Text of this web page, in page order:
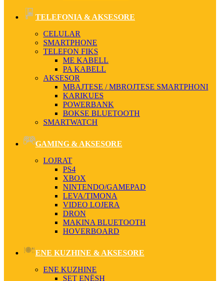
TELEFONIA & AKSESORE
CELULAR
SMARTPHONE
TELEFON FIKS
ME KABELL
PA KABELL
AKSESOR
MBAJTESE / MBROJTESE SMARTPHONI
KARIKUES
POWERBANK
BOKSE BLUETOOTH
SMARTWATCH
GAMING & AKSESORE
LOJRAT
PS4
XBOX
NINTENDO/GAMEPAD
LEVA/TIMONA
VIDEO LOJERA
DRON
MAKINA BLUETOOTH
HOVERBOARD
ENE KUZHINE & AKSESORE
ENE KUZHINE
SET ENËSH